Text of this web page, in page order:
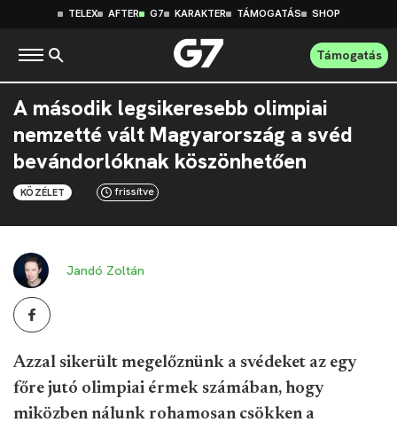
TELEX AFTER G7 KARAKTER TÁMOGATÁS SHOP
Támogatás
A második legsikeresebb olimpiai
nemzetté vált Magyarország a svéd
bevándorlóknak köszönhetően
KÖZÉLET frissítve
Jandó Zoltán
Azzal sikerült megelőznünk a svédeket az egy
főre jutó olimpiai érmek számában, hogy
miközben nálunk rohamosan csökken a